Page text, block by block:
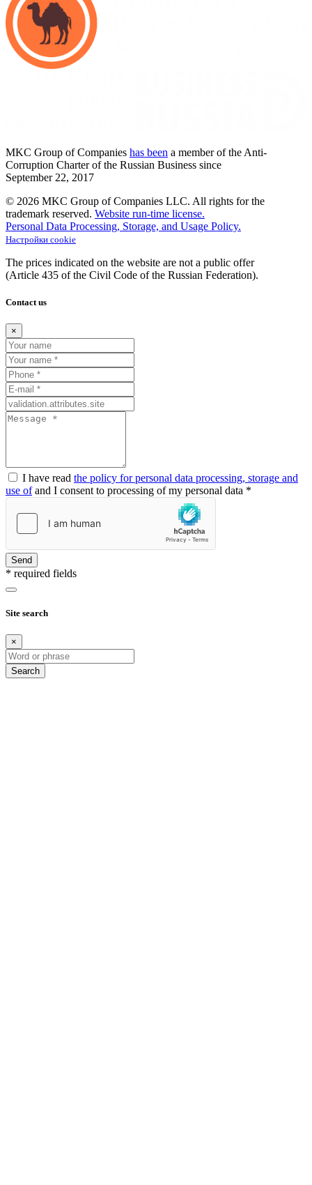
MKC Group of Companies has been a member of the Anti-
Corruption Charter of the Russian Business since
September 22, 2017
© 2026 MKC Group of Companies LLC. All rights for the
trademark reserved. Website run-time license.
Personal Data Processing, Storage, and Usage Policy.
Настройки cookie
The prices indicated on the website are not a public offer
(Article 435 of the Civil Code of the Russian Federation).
Contact us
×
I have read the policy for personal data processing, storage and
use ofand I consent to processing of my personal data *
Send
* required fields
Site search
×
Search